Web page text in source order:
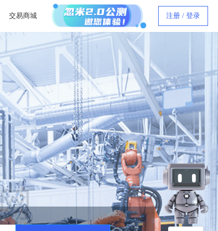
交易商城 注册 / 登录